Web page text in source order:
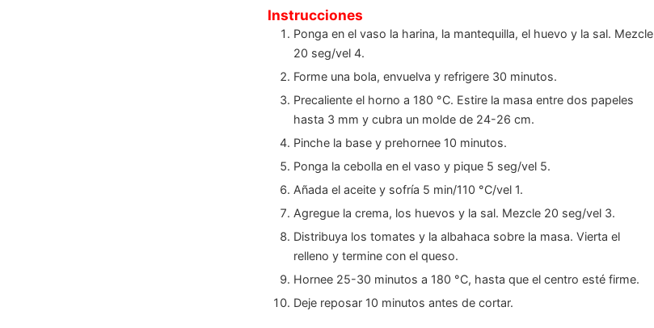
Instrucciones
Ponga en el vaso la harina, la mantequilla, el huevo y la sal. Mezcle
20 seg/vel 4.
Forme una bola, envuelva y refrigere 30 minutos.
Precaliente el horno a 180 °C. Estire la masa entre dos papeles
hasta 3 mm y cubra un molde de 24-26 cm.
Pinche la base y prehornee 10 minutos.
Ponga la cebolla en el vaso y pique 5 seg/vel 5.
Añada el aceite y sofría 5 min/110 °C/vel 1.
Agregue la crema, los huevos y la sal. Mezcle 20 seg/vel 3.
Distribuya los tomates y la albahaca sobre la masa. Vierta el
relleno y termine con el queso.
Hornee 25-30 minutos a 180 °C, hasta que el centro esté firme.
Deje reposar 10 minutos antes de cortar.